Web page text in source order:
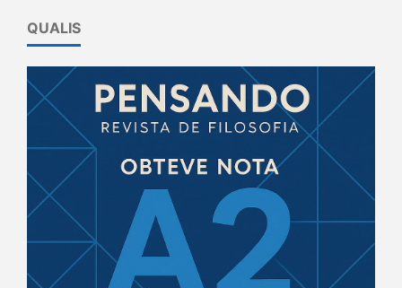
QUALIS